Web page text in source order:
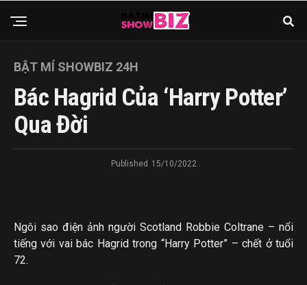
BẬT MÍ SHOWBIZ 24H
Bác Hagrid Của ‘Harry Potter’
Qua Đời
Published 15/10/2022
Ngôi sao điện ảnh người Scotland Robbie Coltrane – nổi
tiếng với vai bác Hagrid trong “Harry Potter” – chết ở tuổi
72.